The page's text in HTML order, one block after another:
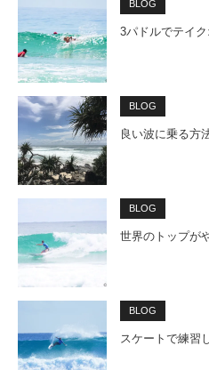
BLOG
3パドルでテイ
BLOG
良い波に乗る方
BLOG
世界のトップが
BLOG
スケートで練習